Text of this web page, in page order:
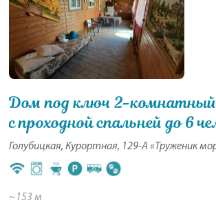
Дом под ключ 2-комнатный
с проходной спальней до 6
Голубицкая, Курортная, 129-А «Труженик
~153 м